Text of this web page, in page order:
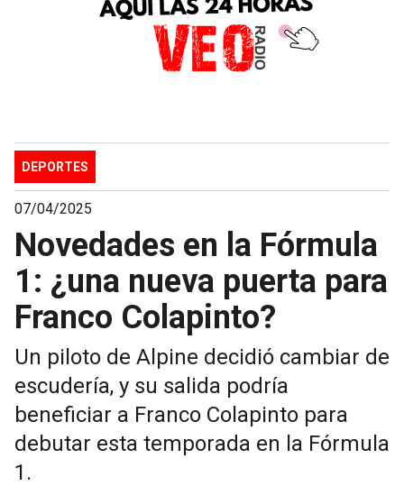
DEPORTES
07/04/2025
Novedades en la Fórmula
1: ¿una nueva puerta para
Franco Colapinto?
Un piloto de Alpine decidió cambiar de
escudería, y su salida podría
beneficiar a Franco Colapinto para
debutar esta temporada en la Fórmula
1.